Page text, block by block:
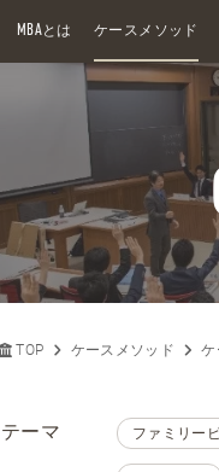
MBAとは ケースメソッド
TOP ケースメソッド ケ
テーマ ファミリー